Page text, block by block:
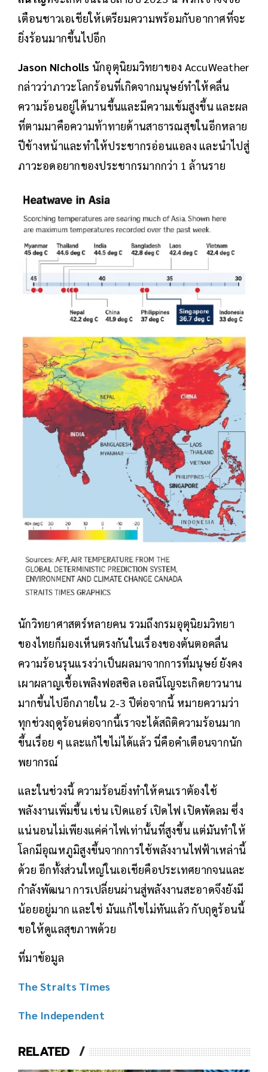
เตือนชาวเอเชียให้เตรียมความพร้อมกับอากาศที่จะ
ยิ่งร้อนมากขึ้นไปอีก
Jason Nicholls นักอุตุนิยมวิทยาของ AccuWeather
กล่าวว่าภาวะโลกร้อนที่เกิดจากมนุษย์ทำให้คลื่น
ความร้อนอยู่ได้นานขึ้นและมีความเข้มสูงขึ้น และผล
ที่ตามมาคือความท้าทายด้านสาธารณสุขในอีกหลาย
ปีข้างหน้าและทำให้ประชากรอ่อนแอลง และนำไปสู่
ภาวะอดอยากของประชากรมากกว่า 1 ล้านราย
นักวิทยาศาสตร์หลายคน รวมถึงกรมอุตุนิยมวิทยา
ของไทยก็มองเห็นตรงกันในเรื่องของต้นตอคลื่น
ความร้อนรุนแรงว่าเป็นผลมาจากการที่มนุษย์ ยังคง
เผาผลาญเชื้อเพลิงฟอสซิล เอลนีโญจะเกิดยาวนาน
มากขึ้นไปอีกภายใน 2-3 ปีต่อจากนี้ หมายความว่า
ทุกช่วงฤดูร้อนต่อจากนี้เราจะได้สถิติความร้อนมาก
ขึ้นเรื่อย ๆ และแก้ไขไม่ได้แล้ว นี่คือคำเตือนจากนัก
พยากรณ์
และในช่วงนี้ ความร้อนยิ่งทำให้คนเราต้องใช้
พลังงานเพิ่มขึ้น เช่น เปิดแอร์ เปิดไฟ เปิดพัดลม ซึ่ง
แน่นอนไม่เพียงแค่ค่าไฟเท่านั้นที่สูงขึ้น แต่มันทำให้
โลกมีอุณหภูมิสูงขึ้นจากการใช้พลังงานไฟฟ้าเหล่านี้
ด้วย อีกทั้งส่วนใหญ่ในเอเชียคือประเทศยากจนและ
กำลังพัฒนา การเปลี่ยนผ่านสู่พลังงานสะอาดจึงยังมี
น้อยอยู่มาก และใช่ มันแก้ไขไม่ทันแล้ว กับฤดูร้อนนี้
ขอให้ดูแลสุขภาพด้วย
ที่มาข้อมูล
The Straits Times
The Independent
RELATED